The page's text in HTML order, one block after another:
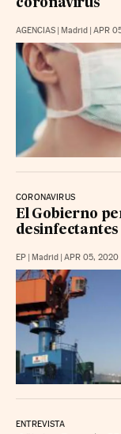
coronavirus
AGENCIAS Madrid APR
CORONAVIRUS
El Gobierno
desinfectantes
EP Madrid APR 05,
ENTREVISTA